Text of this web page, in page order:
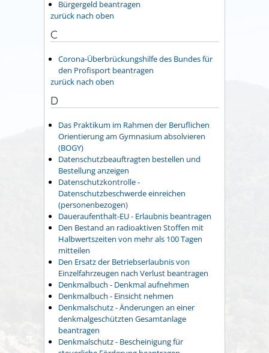
Bürgergeld beantragen
zurück nach oben
C
Corona-Überbrückungshilfe des Bundes für
den Profisport beantragen
zurück nach oben
D
Das Praktikum im Rahmen der Beruflichen
Orientierung am Gymnasium absolvieren
(BOGY)
Datenschutzbeauftragten bestellen und
Bestellung anzeigen
Datenschutzkontrolle -
Datenschutzbeschwerde einreichen
(personenbezogen)
Daueraufenthalt-EU - Erlaubnis beantragen
Den Bestand an radioaktiven Stoffen mit
Halbwertszeiten von mehr als 100 Tagen
mitteilen
Den Ersatz der Betriebserlaubnis von
Einzelfahrzeugen nach Verlust beantragen
Denkmalbuch - Denkmal aufnehmen
Denkmalbuch - Einsicht nehmen
Denkmalschutz - Änderungen an einer
denkmalgeschützten Gesamtanlage
beantragen
Denkmalschutz - Bescheinigung für